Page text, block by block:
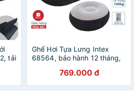
tải
Ghế Hơi Tựa Lưng Intex
68564, bảo hành 12 tháng,
giảm stress, đọc sách thư
giãn
769.000 đ